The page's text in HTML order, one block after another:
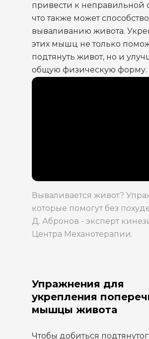
привести к неправильной
что также может
вываливанию живота.
этих мышц не только
подтянуть живот, но и
общую физическую форму.
Вываливается живот?
которые помогут без
Д. Абронов - эксперт
Центра Механотерапии.
Чтобы добиться
Упражнения для
укрепления
мышцы живота